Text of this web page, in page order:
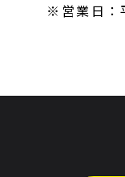
※営業日